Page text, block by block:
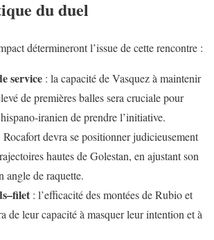
du duel
détermineront l’issue de cette rencontre :
service : la capacité de Vasquez à maintenir
de premières balles sera cruciale pour
iranien de prendre l’initiative.
Rocafort devra se positionner judicieusement
hautes de Golestan, en ajustant son
angle de raquette.
: l’efficacité des montées de Rubio et
de leur capacité à masquer leur intention et à